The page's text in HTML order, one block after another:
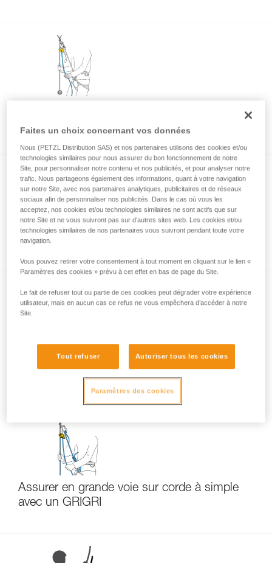
GRIGRI, GRIGRI + et NEOX
Descente en rappel avec GRIGRI et NEOX
Descendre en grande voie sur corde à
simple
Assurer en grande voie sur corde à simple
avec un GRIGRI
Faites un choix concernant vos données
Nous (PETZL Distribution SAS) et nos partenaires utilisons des cookies et/ou
technologies similaires pour nous assurer du bon fonctionnement de notre
Site, pour personnaliser notre contenu et nos publicités, et pour analyser notre
trafic. Nous partageons également des informations, quant à votre navigation
sur notre Site, avec nos partenaires analytiques, publicitaires et de réseaux
sociaux afin de personnaliser nos publicités. Dans le cas où vous les
acceptez, nos cookies et/ou technologies similaires ne sont actifs que sur
notre Site et ne vous suivront pas sur d’autres sites web. Les cookies et/ou
technologies similaires de nos partenaires vous suivront pendant toute votre
navigation.
Vous pouvez retirer votre consentement à tout moment en cliquant sur le lien «
Paramètres des cookies » prévu à cet effet en bas de page du Site.
Le fait de refuser tout ou partie de ces cookies peut dégrader votre expérience
utilisateur, mais en aucun cas ce refus ne vous empêchera d’accéder à notre
Site.
Tout refuser Autoriser tous les cookies
Paramètres des cookies